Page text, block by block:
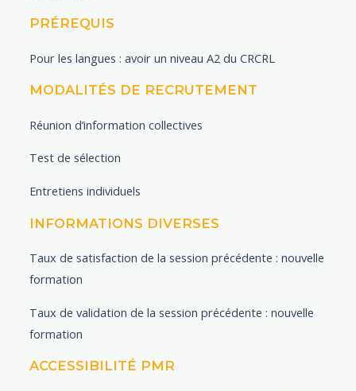
PRÉREQUIS
Pour les langues : avoir un niveau A2 du CRCRL
MODALITÉS DE RECRUTEMENT
Réunion d’information collectives
Test de sélection
Entretiens individuels
INFORMATIONS DIVERSES
Taux de satisfaction de la session précédente : nouvelle
formation
Taux de validation de la session précédente : nouvelle
formation
ACCESSIBILITÉ PMR